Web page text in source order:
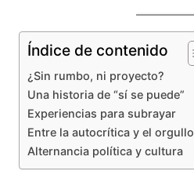
Índice de contenido
¿Sin rumbo, ni proyecto?
Una historia de “sí se puede”
Experiencias para subrayar
Entre la autocrítica y el orgullo
Alternancia política y cultura